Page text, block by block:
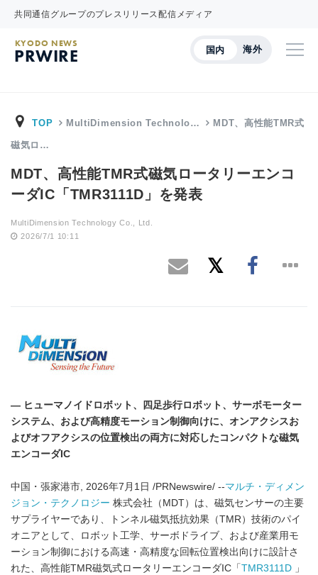
共同通信グループのプレスリリース配信メディア
国内 海外
KYODO NEWS
PRWIRE
TOP MultiDimension Technolo… MDT、高性能TMR式
磁気ロ…
MDT、高性能TMR式磁気ロータリーエンコ
ーダIC「TMR3111D」を発表
MultiDimension Technology Co., Ltd.
2026/7/1 10:11
— ヒューマノイドロボット、四足歩行ロボット、サーボモーター
システム、および高精度モーション制御向けに、オンアクシスお
よびオフアクシスの位置検出の両方に対応したコンパクトな磁気
エンコーダIC
中国・張家港市, 2026年7月1日 /PRNewswire/ --マルチ・ディメン
ジョン・テクノロジー 株式会社（MDT）は、磁気センサーの主要
サプライヤーであり、トンネル磁気抵抗効果（TMR）技術のパイ
オニアとして、ロボット工学、サーボドライブ、および産業用モ
ーション制御における高速・高精度な回転位置検出向けに設計さ
れた、高性能TMR磁気式ロータリーエンコーダIC「 TMR3111D 」